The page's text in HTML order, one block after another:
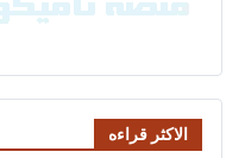
الاكثر قراءه